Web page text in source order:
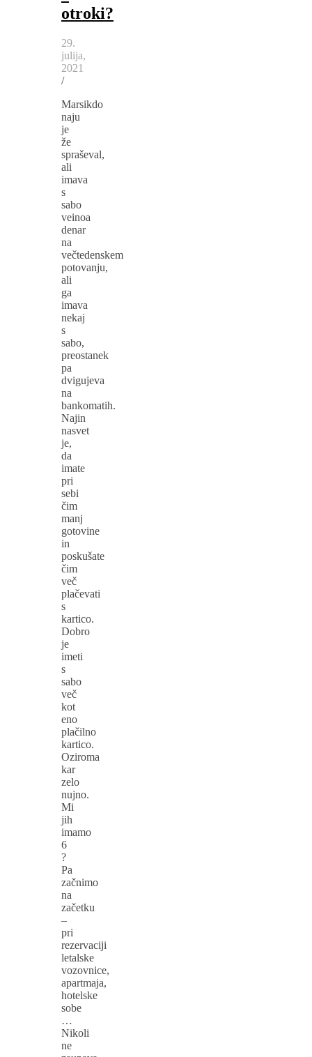
otroki?
29.
julija,
2021
/
Marsikdo
naju
je
že
spraševal,
ali
imava
s
sabo
veinoa
denar
na
večtedenskem
potovanju,
ali
ga
imava
nekaj
s
sabo,
preostanek
pa
dvigujeva
na
bankomatih.
Najin
nasvet
je,
da
imate
pri
sebi
čim
manj
gotovine
in
poskušate
čim
več
plačevati
s
kartico.
Dobro
je
imeti
s
sabo
več
kot
eno
plačilno
kartico.
Oziroma
kar
zelo
nujno.
Mi
jih
imamo
6
?
Pa
začnimo
na
začetku
–
pri
rezervaciji
letalske
vozovnice,
apartmaja,
hotelske
sobe
…
Nikoli
ne